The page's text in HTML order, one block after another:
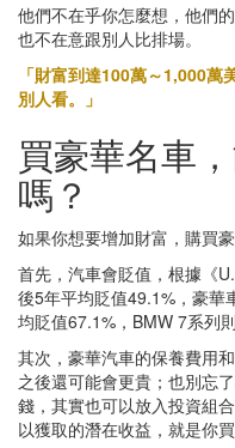
他們不在乎你怎麼想，他們
也不在意跟別人比排場。
「財富到達100萬～1,000
別人看。」
買豪華名車
嗎？
如果你想要增加財富，購買
首先，汽車會貶值，根據《
後5年平均貶值49.1%，豪華
均貶值67.1%，BMW 7系列
其次，豪華汽車的保養費用
之後還可能會更貴；也別忘
錢，其實也可以放入投資組
以獲取的潛在收益，就是你買